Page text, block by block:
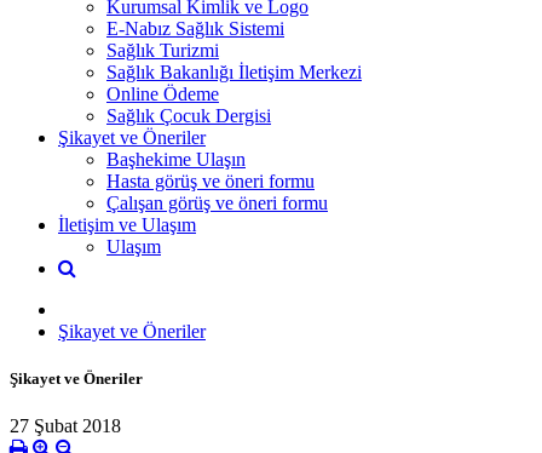
Kurumsal Kimlik ve Logo
E-Nabız Sağlık Sistemi
Sağlık Turizmi
Sağlık Bakanlığı İletişim Merkezi
Online Ödeme
Sağlık Çocuk Dergisi
Şikayet ve Öneriler
Başhekime Ulaşın
Hasta görüş ve öneri formu
Çalışan görüş ve öneri formu
İletişim ve Ulaşım
Ulaşım
Şikayet ve Öneriler
Şikayet ve Öneriler
27 Şubat 2018